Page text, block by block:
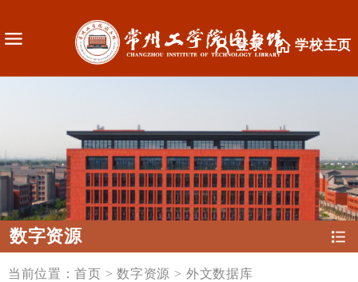
登录 学校主页
数字资源
当前位置：首页 > 数字资源 > 外文数据库